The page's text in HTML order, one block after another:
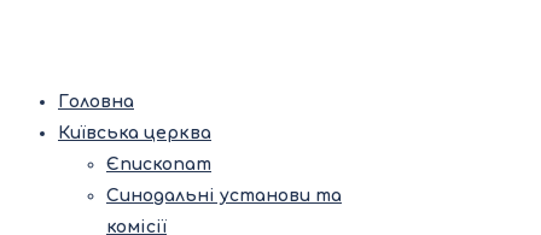
Головна
Київська церква
Єпископат
Синодальні установи та
комісії